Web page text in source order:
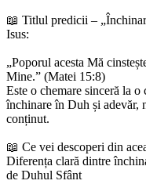
📖 Titlul predicii –
Isus:
„Poporul acesta Mă
Mine.” (Matei 15:8)
Este o chemare sinceră la
închinare în Duh și adevăr,
conținut.
📖 Ce vei descoperi din
Diferența clară dintre
de Duhul Sfânt